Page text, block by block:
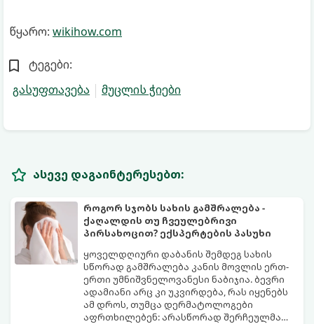
წყარო: wikihow.com
ტეგები:
გასუფთავება
მუცლის ჭიები
ასევე დაგაინტერესებთ:
როგორ სჯობს სახის გამშრალება -
ქაღალდის თუ ჩვეულებრივი
პირსახოცით? ექსპერტების პასუხი
ყოველდღიური დაბანის შემდეგ სახის
სწორად გამშრალება კანის მოვლის ერთ-
ერთი უმნიშვნელოვანესი ნაბიჯია. ბევრი
ადამიანი არც კი უკვირდება, რას იყენებს
ამ დროს, თუმცა დერმატოლოგები
აფრთხილებენ: არასწორად შერჩეულმა